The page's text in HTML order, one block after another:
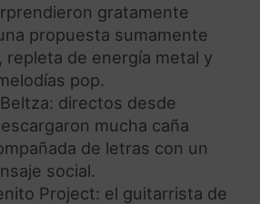
gratamente
propuesta sumamente
repleta de energía metal y
pop.
directos desde
mucha caña
de letras con un
social.
Project: el guitarrista de